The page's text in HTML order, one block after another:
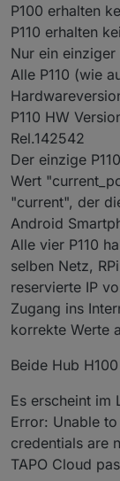
P100 erhalten
P110 erhalten
Nur ein
Alle P110 (wie
P110 HW
Rel.142542
Der einzige
Wert
"current", der
Android
Alle vier P110
selben Netz,
reservierte IP
Zugang ins
korrekte Werte
Beide Hub
Es erscheint im
Error: Unable
credentials are
TAPO Cloud